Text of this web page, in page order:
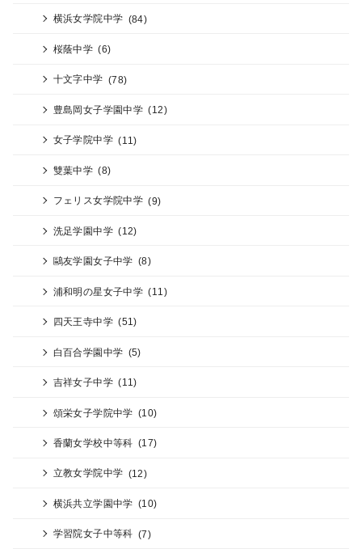
横浜女学院中学 (84)
桜蔭中学 (6)
十文字中学 (78)
豊島岡女子学園中学 (12)
女子学院中学 (11)
雙葉中学 (8)
フェリス女学院中学 (9)
洗足学園中学 (12)
鷗友学園女子中学 (8)
浦和明の星女子中学 (11)
四天王寺中学 (51)
白百合学園中学 (5)
吉祥女子中学 (11)
頌栄女子学院中学 (10)
香蘭女学校中等科 (17)
立教女学院中学 (12)
横浜共立学園中学 (10)
学習院女子中等科 (7)